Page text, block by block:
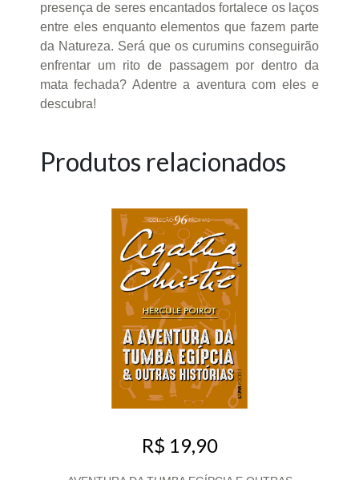
presença de seres encantados fortalece os laços
entre eles enquanto elementos que fazem parte
da Natureza. Será que os curumins conseguirão
enfrentar um rito de passagem por dentro da
mata fechada? Adentre a aventura com eles e
descubra!
Produtos relacionados
R$ 19,90